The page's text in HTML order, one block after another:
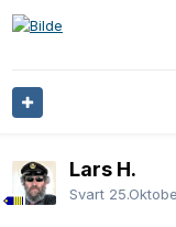
Lars H.
Svart